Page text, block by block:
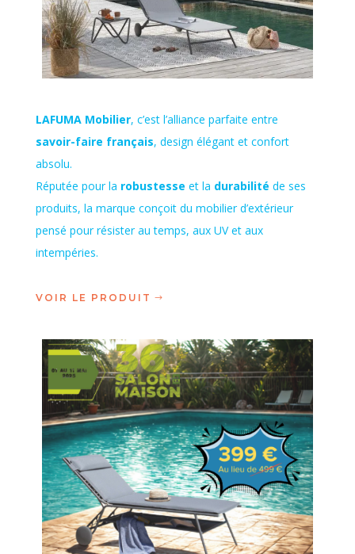
LAFUMA Mobilier, c’est l’alliance parfaite entre
savoir-faire français, design élégant et confort
absolu.
Réputée pour la robustesse et la durabilité de ses
produits, la marque conçoit du mobilier d’extérieur
pensé pour résister au temps, aux UV et aux
intempéries.
VOIR LE PRODUIT